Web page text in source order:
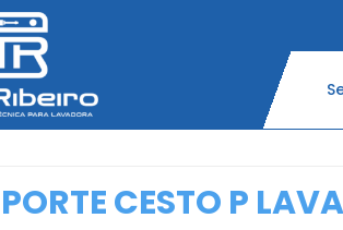
CESTO P